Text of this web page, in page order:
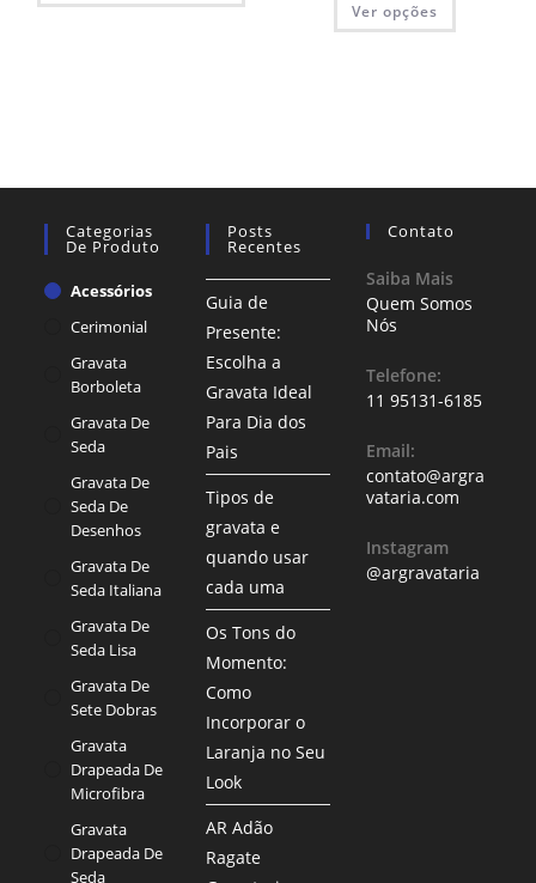
Ver opções
Categorias
De Produto
Acessórios
Cerimonial
Gravata
Borboleta
Gravata De
Seda
Gravata De
Seda De
Desenhos
Gravata De
Seda Italiana
Gravata De
Seda Lisa
Gravata De
Sete Dobras
Gravata
Drapeada De
Microfibra
Gravata
Drapeada De
Seda
Posts
Recentes
Guia de
Presente:
Escolha a
Gravata Ideal
Para Dia dos
Pais
Tipos de
gravata e
quando usar
cada uma
Os Tons do
Momento:
Como
Incorporar o
Laranja no Seu
Look
AR Adão
Ragate
Contato
Saiba Mais
Quem Somos
Nós
Telefone:
11 95131-6185
Email:
contato@argra
vataria.com
Instagram
@argravataria